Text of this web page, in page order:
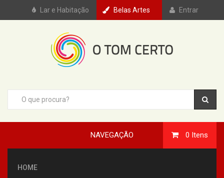
Lar e Habitação Belas Artes Entrar
0 Itens
NAVEGAÇÃO
HOME